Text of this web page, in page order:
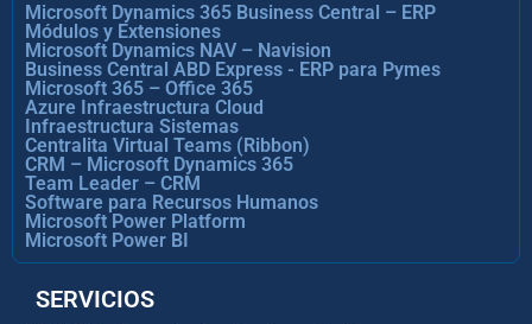
Microsoft Dynamics 365 Business Central – ERP
Módulos y Extensiones
Microsoft Dynamics NAV – Navision
Business Central ABD Express - ERP para Pymes
Microsoft 365 – Office 365
Azure Infraestructura Cloud
Infraestructura Sistemas
Centralita Virtual Teams (Ribbon)
CRM – Microsoft Dynamics 365
Team Leader – CRM
Software para Recursos Humanos
Microsoft Power Platform
Microsoft Power BI
SERVICIOS